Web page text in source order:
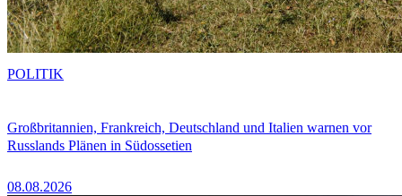
Großbritannien, Frankreich, Deutschland und Italien warnen vor
Russlands Plänen in Südossetien
08.08.2026
POLITIK